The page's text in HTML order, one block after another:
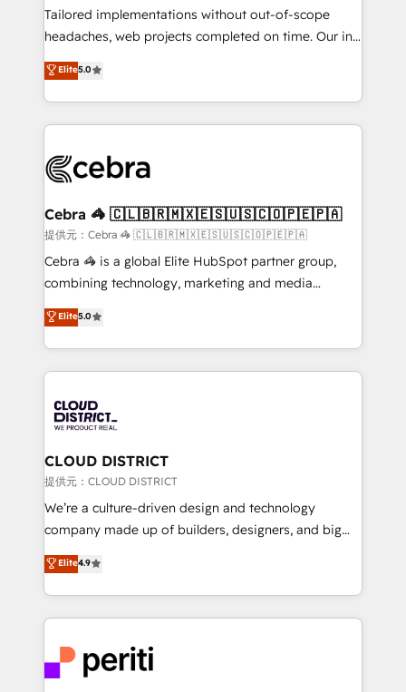
for better adoption. 🔹 Custom Solutions: Build
tailored apps, workflows, and configurations. We are
our commitment to data security and compliance. At
OneMetric, we help revenue teams focus on the
Tailored implementations without out-of-scope
headaches, web projects completed on time. Our in-
house team of certified CRM architects, experts,
developers, designers, and marketers handles all
aspects of your HubSpot. ✨ 400+ global clients ✨
100+ seamless migrations from 15+ different CRMs
implementations, and 5,000+ pages ✨ CS: Clients
CS: 245% organic growth & +751% new visitors for a
full-funnel HubSpot project ✨ CS: 415% conversion
boost with a new HubSpot site Recognized leaders:
🏆 HubSpot Platform Migration Impact Award 🏆
Inbound Campaign of the Year 🏆 Gold AVA Digital
Award for Best Website 🌟 Accreditations: CRM
Elite5.0
Cebra 🦓 🇨🇱🇧🇷🇲🇽🇪🇸🇺🇸🇨🇴🇵🇪🇵🇦
提供元：Cebra 🦓 🇨🇱🇧🇷🇲🇽🇪🇸🇺🇸🇨🇴🇵🇪🇵🇦
Cebra 🦓 is a global Elite HubSpot partner group,
combining technology, marketing and media
expertise across Latin America and Southern
Europe, with teams across 7 countries. Born in Chile,
we combine local insight with international reach to
help businesses grow through technology, creativity,
500+ HubSpot implementations, building end-to-
end solutions that integrate CRM, AI automation,
inbound and loop marketing, content, and digital
creativity. Our multicultural team works in Spanish,
Portuguese, and English to design scalable strategies
that drive measurable growth. 🌎 Highlights: • 10+
Platform Migration Excellence. • Top 3 Partner of the
Year LATAM 2022, 2023, 2024, 2025. • Partner of the
business with HubSpot? Let Cebra’s experts help
you grow faster, smarter, and with impact.
Elite5.0
CLOUD DISTRICT
提供元：CLOUD DISTRICT
We’re a culture-driven design and technology
company made up of builders, designers, and big
thinkers. We blend strategy, design, and
development—always fueled by curiosity—to turn
ideas, opportunities, and challenges into meaningful
experiences. To us, technology is more than just
and—most importantly—simple. That’s why we lean
into bold ideas and shape them into thoughtful
Elite4.9